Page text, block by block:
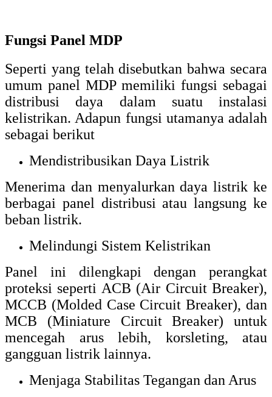
Fungsi Panel MDP
Seperti yang telah disebutkan bahwa secara
umum panel MDP memiliki fungsi sebagai
distribusi daya dalam suatu instalasi
kelistrikan. Adapun fungsi utamanya adalah
sebagai berikut
Mendistribusikan Daya Listrik
Menerima dan menyalurkan daya listrik ke
berbagai panel distribusi atau langsung ke
beban listrik.
Melindungi Sistem Kelistrikan
Panel ini dilengkapi dengan perangkat
proteksi seperti ACB (Air Circuit Breaker),
MCCB (Molded Case Circuit Breaker), dan
MCB (Miniature Circuit Breaker) untuk
mencegah arus lebih, korsleting, atau
gangguan listrik lainnya.
Menjaga Stabilitas Tegangan dan Arus